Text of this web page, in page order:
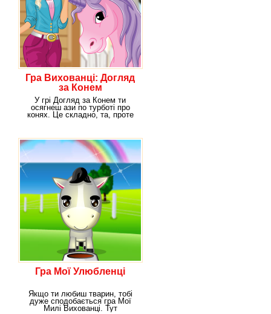
Гра Вихованці: Догляд
за Конем
У грі Догляд за Конем ти
осягнеш ази по турботі про
конях. Це складно, та, проте
Гра Мої Улюбленці
Якщо ти любиш тварин, тобі
дуже сподобається гра Мої
Милі Вихованці. Тут